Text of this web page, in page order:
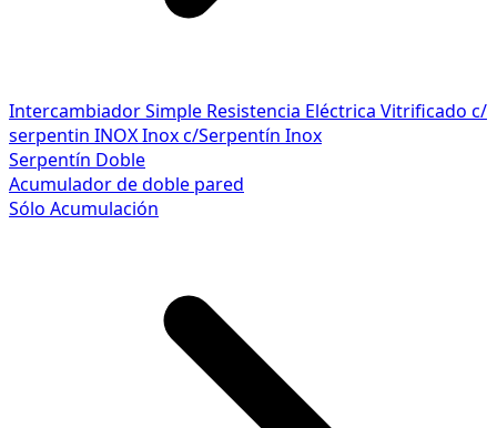
Intercambiador Simple Resistencia Eléctrica Vitrificado c/
serpentin INOXInox c/Serpentín Inox
Serpentín Doble
Acumulador de doble pared
Sólo Acumulación